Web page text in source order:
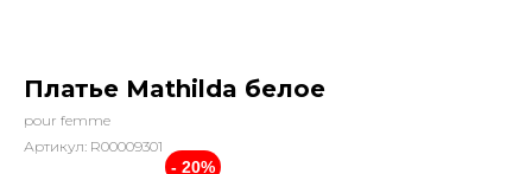
Платье Mathilda белое
pour femme
Артикул: R00009301
- 20%